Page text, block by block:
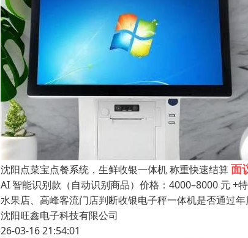
沈阳点菜宝点餐系统，生鲜收银一体机 称重快速结算面
AI 智能识别款（自动识别商品）价格：4000–8000 元 +
水果店、高峰客流门店判断收银电子秤一体机是否通过
沈阳旺鑫电子科技有限公司
26-03-16 21:54:01